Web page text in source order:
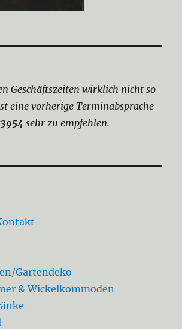
Geschäftszeiten wirklich nicht so
eine vorherige Terminabsprache
sehr zu empfehlen.
Gartendeko
& Wickelkommoden